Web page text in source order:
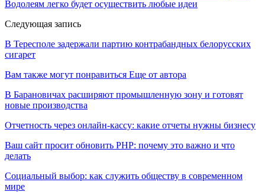
Водолеям легко будет осуществить любые идеи
Следующая запись
В Тересполе задержали партию контрабандных белорусских
сигарет
Вам также могут понравиться Еще от автора
В Барановичах расширяют промышленную зону и готовят
новые производства
Отчетность через онлайн-кассу: какие отчеты нужны бизнесу
Ваш сайт просит обновить PHP: почему это важно и что
делать
Социальный выбор: как служить обществу в современном
мире